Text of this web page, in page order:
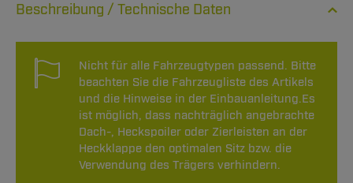
Technische Daten
Nicht für alle Fahrzeugtypen passend. Bitte
beachten Sie die Fahrzeugliste des Artikels
und die Hinweise in der Einbauanleitung.Es
ist möglich, dass nachträglich angebrachte
Dach-, Heckspoiler oder Zierleisten an der
Heckklappe den optimalen Sitz bzw. die
Verwendung des Trägers verhindern.